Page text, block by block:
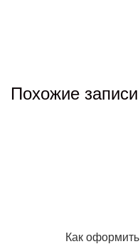
Похожие записи
Как оформить